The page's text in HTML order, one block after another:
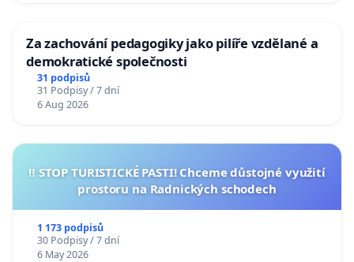
Za zachování pedagogiky jako pilíře vzdělané a
demokratické společnosti
31 podpisů
31 Podpisy / 7 dní
6 Aug 2026
‼️ STOP TURISTICKÉ PASTI! Chceme důstojné využití
prostoru na Radnických schodech
1 173 podpisů
30 Podpisy / 7 dní
6 May 2026